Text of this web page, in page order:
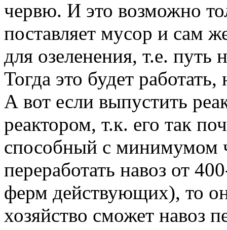
червю. И это возможно
поставляет мусор и сам
для озеленения, т.е.
Тогда это будет
А вот если выпустить
реактором, т.к. его так
способный с минимумом
переработать навоз от
ферм действующих), то
хозяйство сможет навоз